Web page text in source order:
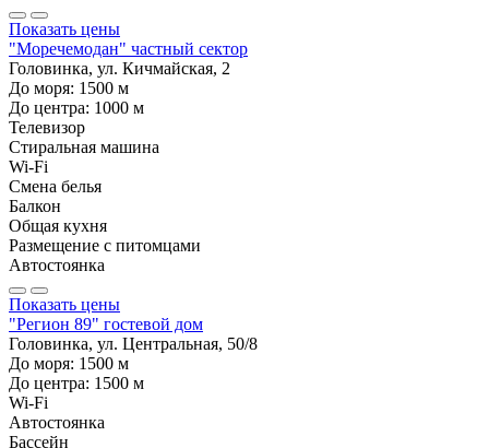
Показать цены
"Моречемодан" частный сектор
Головинка, ул. Кичмайская, 2
До моря: 1500 м
До центра: 1000 м
Телевизор
Стиральная машина
Wi-Fi
Смена белья
Балкон
Общая кухня
Размещение с питомцами
Автостоянка
Показать цены
"Регион 89" гостевой дом
Головинка, ул. Центральная, 50/8
До моря: 1500 м
До центра: 1500 м
Wi-Fi
Автостоянка
Бассейн